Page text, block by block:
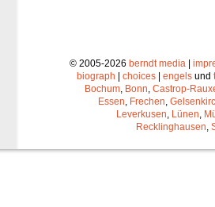
© 2005-2026 berndt media |
biograph | choices | engels und
Bochum Bonn Castrop-
Essen Frechen
Leverkusen Lünen
Recklinghausen